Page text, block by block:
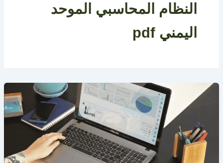
النظام المحاسبي الموحد
اليمني pdf